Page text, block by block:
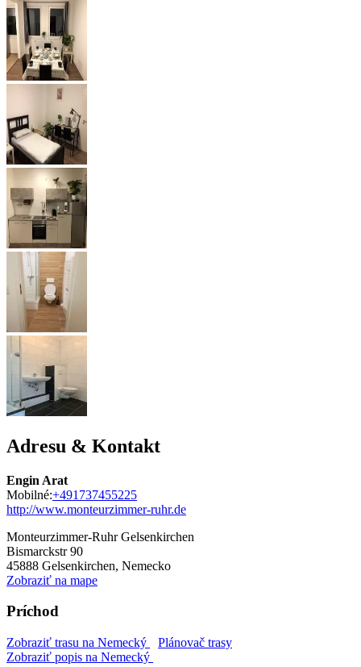
Adresu & Kontakt
Engin Arat
Mobilné:+491737455225
http://www.monteurzimmer-ruhr.de
Monteurzimmer-Ruhr Gelsenkirchen
Bismarckstr 90
45888 Gelsenkirchen, Nemecko
Zobraziť na mape
Príchod
Zobraziť trasu na Nemecký
Plánovač trasy
Zobraziť popis na Nemecký